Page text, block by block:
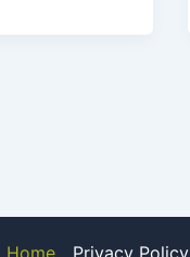
Home Privacy Policy